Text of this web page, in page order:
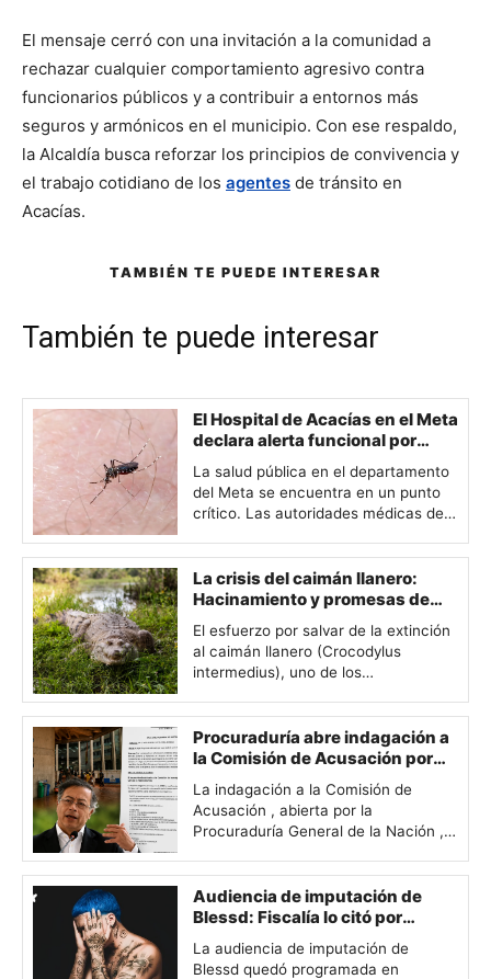
El mensaje cerró con una invitación a la comunidad a
rechazar cualquier comportamiento agresivo contra
funcionarios públicos y a contribuir a entornos más
seguros y armónicos en el municipio. Con ese respaldo,
la Alcaldía busca reforzar los principios de convivencia y
el trabajo cotidiano de los agentes de tránsito en
Acacías.
TAMBIÉN TE PUEDE INTERESAR
También te puede interesar
El Hospital de Acacías en el Meta
declara alerta funcional por
colapso del 151 % en sus
servicios debido al dengue
La salud pública en el departamento
del Meta se encuentra en un punto
crítico. Las autoridades médicas del
obligadas a declarar el estado de…
La crisis del caimán llanero:
Hacinamiento y promesas de
libertad en la Orinoquía
El esfuerzo por salvar de la extinción
al caimán llanero (Crocodylus
intermedius), uno de los
amenazados de Sudamérica, se
encuentra hoy en…
Procuraduría abre indagación a
la Comisión de Acusación por
demoras y falta de trazabilidad
en denuncias contra Petro
La indagación a la Comisión de
Acusación , abierta por la
Procuraduría General de la Nación ,
denuncias radicadas contra el
presidente…
Audiencia de imputación de
Blessd: Fiscalía lo citó por
presunto secuestro extorsivo
agravado
La audiencia de imputación de
Blessd quedó programada en